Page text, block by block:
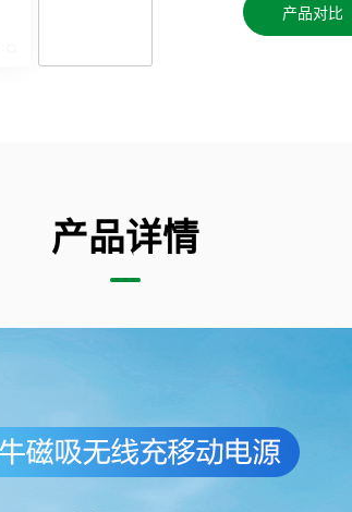
产品对比
产品详情